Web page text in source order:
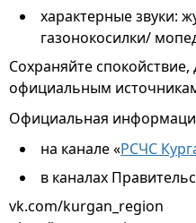
характерные звуки:
газонокосилки/
Сохраняйте спокойствие,
официальным
Официальная
на канале «РСЧС
в каналах
vk.com/kurgan_region